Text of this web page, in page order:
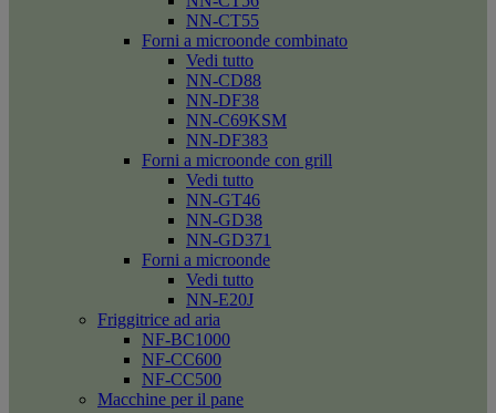
NN-CT55
Forni a microonde combinato
Vedi tutto
NN-CD88
NN-DF38
NN-C69KSM
NN-DF383
Forni a microonde con grill
Vedi tutto
NN-GT46
NN-GD38
NN-GD371
Forni a microonde
Vedi tutto
NN-E20J
Friggitrice ad aria
NF-BC1000
NF-CC600
NF-CC500
Macchine per il pane